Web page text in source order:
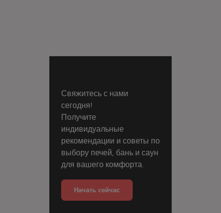
Свяжитесь с нами
сегодня!
Получите
индивидуальные
рекомендации и советы по
выбору печей, бань и саун
для вашего комфорта.
Начать сейчас